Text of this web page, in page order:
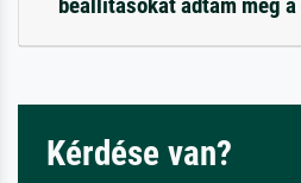
beállításokat adtam meg a
Kérdése van?